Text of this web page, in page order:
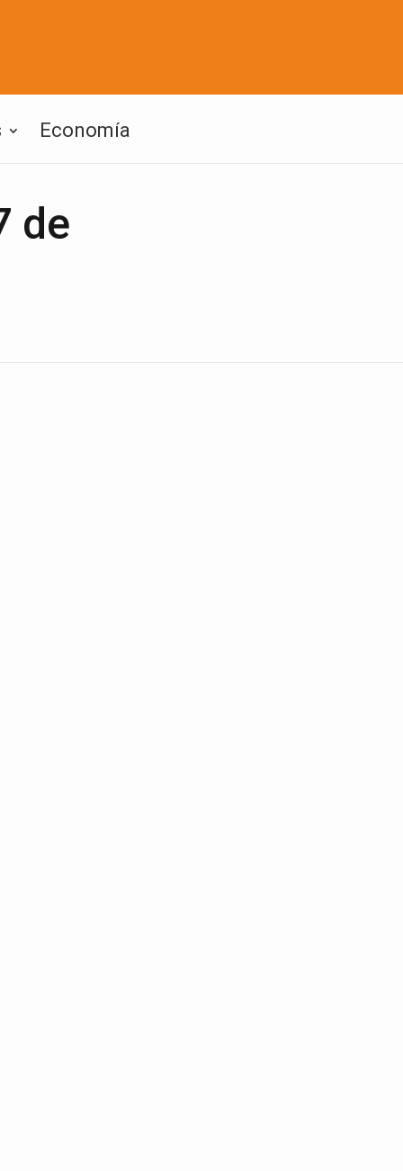
Economía
de